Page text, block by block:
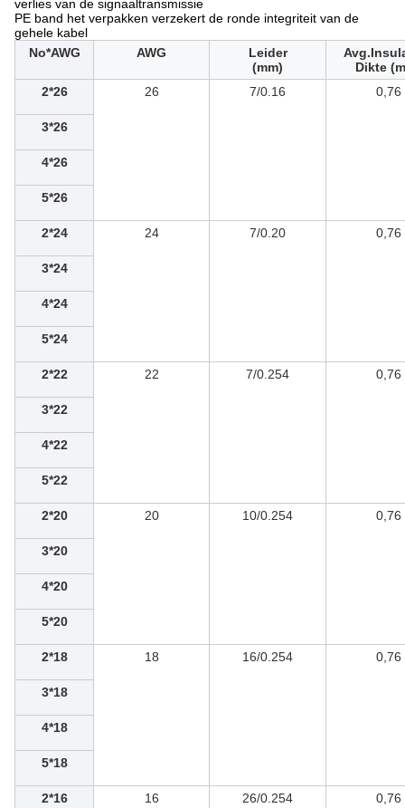
verlies van de signaaltransmissie
PE band het verpakken verzekert de ronde integriteit van de
gehele kabel
No*AWG
AWG
Leider
(mm)
Dikte
2*26
26 7/0.16 0,76
3*26
4*26
5*26
2*24 24 7/0.20 0,76
3*24
4*24
5*24
2*22 22 7/0.254 0,76
3*22
4*22
5*22
2*20 20 10/0.254 0,76
3*20
4*20
5*20
2*18 18 16/0.254 0,76
3*18
4*18
5*18
2*16 16 26/0.254 0,76